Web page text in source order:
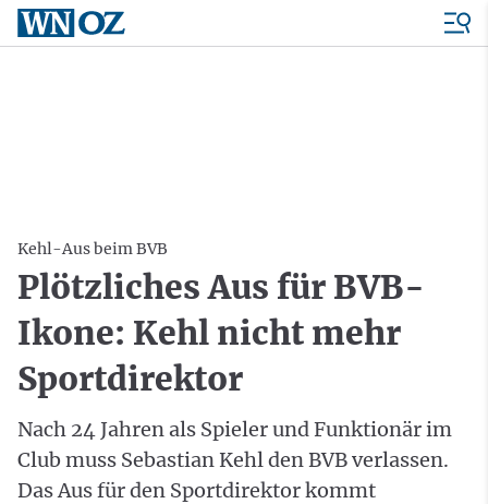
Kehl-Aus beim BVB
Plötzliches Aus für BVB-
Ikone: Kehl nicht mehr
Sportdirektor
Nach 24 Jahren als Spieler und Funktionär im
Club muss Sebastian Kehl den BVB verlassen.
Das Aus für den Sportdirektor kommt